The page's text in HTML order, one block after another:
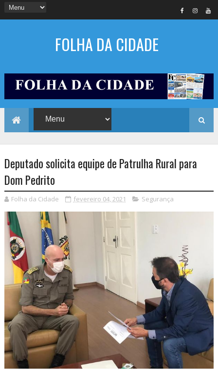
FOLHA DA CIDADE
Deputado solicita equipe de Patrulha Rural para
Dom Pedrito
Folha da Cidade fevereiro 04, 2021 Segurança